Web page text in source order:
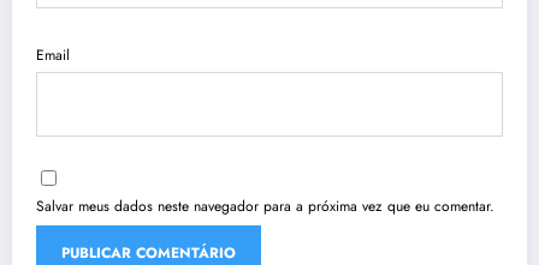
Email
Salvar meus dados neste navegador para a próxima vez que eu comentar.